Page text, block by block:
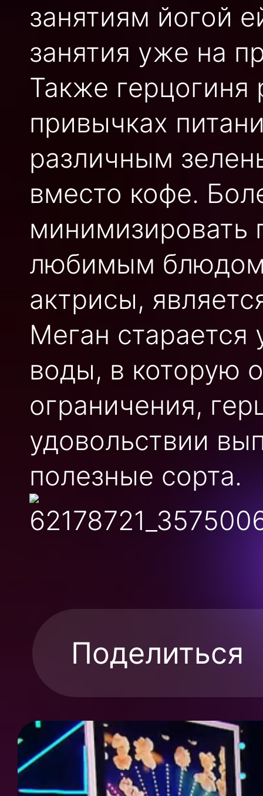
занятиям йогой
занятия уже на
Также герцогиня
привычках
различным
вместо кофе.
минимизировать
любимым
актрисы,
Меган старается
воды, в которую
ограничения,
удовольствии
полезные сорта.
Поделиться